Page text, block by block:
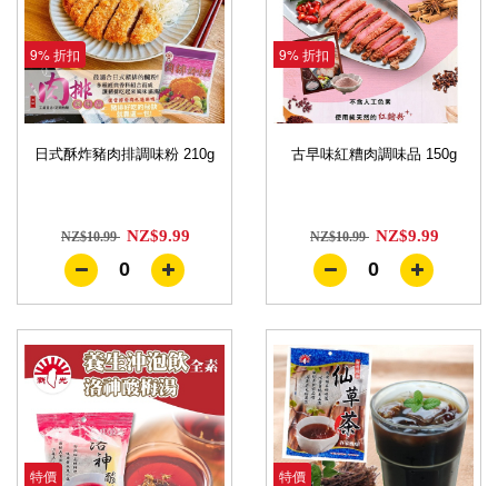
9% 折扣
日式酥炸豬肉排調味粉 210g
NZ$10.99 NZ$9.99
0
9% 折扣
古早味紅糟肉調味品 150g
NZ$10.99 NZ$9.99
0
特價 特價